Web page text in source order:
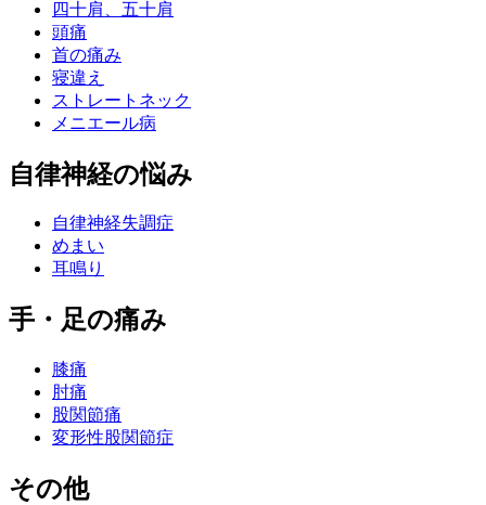
四十肩、五十肩
頭痛
首の痛み
寝違え
ストレートネック
メニエール病
自律神経の悩み
自律神経失調症
めまい
耳鳴り
手・足の痛み
膝痛
肘痛
股関節痛
変形性股関節症
その他